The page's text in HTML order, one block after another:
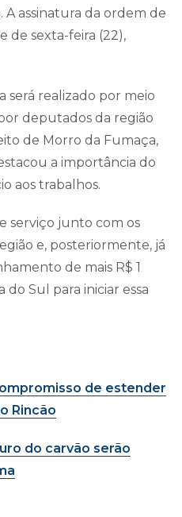
A assinatura da ordem de
de sexta-feira (22),
será realizado por meio
deputados da região
de Morro da Fumaça,
a importância do
aos trabalhos.
serviço junto com os
e, posteriormente, já
de mais R$ 1
do Sul para iniciar essa
de estender
Rincão
do carvão serão